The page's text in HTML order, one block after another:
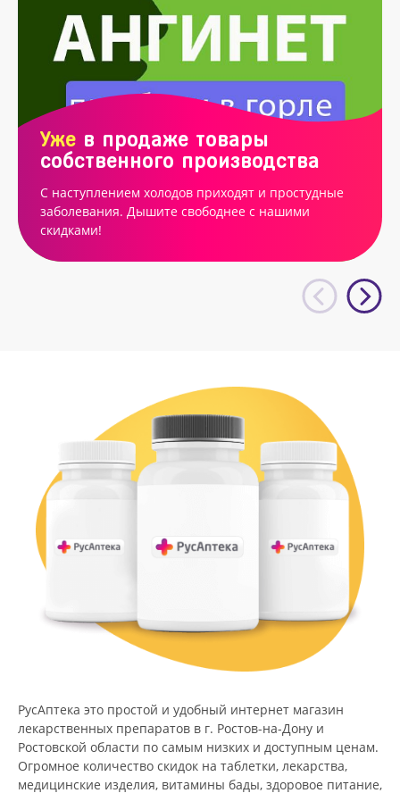
Уже в продаже товары
собственного производства
С наступлением холодов приходят и простудные
заболевания. Дышите свободнее с нашими
скидками!
РусАптека это простой и удобный интернет магазин
лекарственных препаратов в г. Ростов-на-Дону и
Ростовской области по самым низких и доступным ценам.
Огромное количество скидок на таблетки, лекарства,
медицинские изделия, витамины бады, здоровое питание,